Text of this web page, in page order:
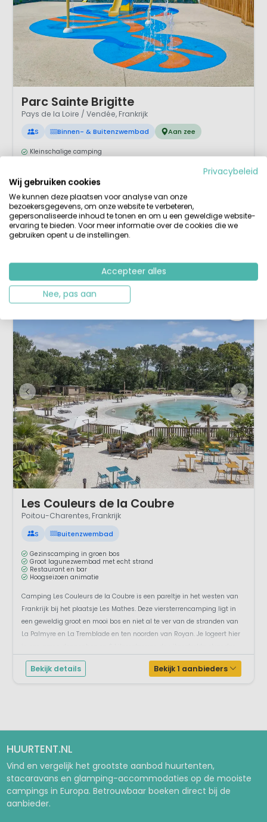
Parc Sainte Brigitte
Pays de la Loire / Vendée, Frankrijk
S Binnen- & Buitenzwembad Aan zee
Kleinschalige camping
In het groene hart van Zuid-Bretagne, in de regio Loire-Atlantique, ligt
camping Parc Sainte-Brigitte: een fijne, kleinschalige camping waar
gezinnen met jonge kinderen zich meteen thuis voelen. Geen massale
drukte, maar overzicht, rust en vooral veel speelplezier voor kids.
Bekijk 1 aanbieders
Les Couleurs de la Coubre
Poitou-Charentes, Frankrijk
S Buitenzwembad
Gezinscamping in groen bos
Groot lagunezwembad met echt strand
Restaurant en bar
Hoogseizoen animatie
Camping Les Couleurs de la Coubre is een pareltje in het westen van
Frankrijk bij het plaatsje Les Mathes. Deze viersterrencamping ligt in
een geweldig groot en mooi bos en niet al te ver van de stranden van
La Palmyre en La Tremblade en ten noorden van Royan. Je logeert hier
Wat i...
Bekijk details Bekijk 1 aanbieders
HUURTENT.NL
Vind en vergelijk het grootste aanbod huurtenten,
stacaravans en glamping-accommodaties op de mooiste
campings in Europa. Betrouwbaar boeken direct bij de
aanbieder.
Privacybeleid
Wij gebruiken cookies
We kunnen deze plaatsen voor analyse van onze
bezoekersgegevens, om onze website te verbeteren,
gepersonaliseerde inhoud te tonen en om u een geweldige website-
ervaring te bieden. Voor meer informatie over de cookies die we
gebruiken opent u de instellingen.
Accepteer alles
Nee, pas aan